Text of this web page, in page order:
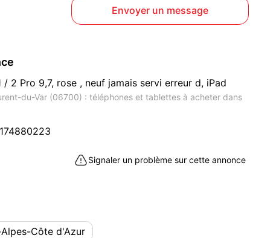
Envoyer un message
2 Pro 9,7, rose , neuf jamais servi erreur d, iPad
du-Var (06700) : téléphones et tablettes à acheter dans
Signaler un problème sur cette annonce
Côte d'Azur